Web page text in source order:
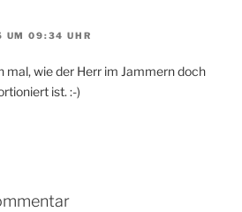
UM 09:34 UHR
mal, wie der Herr im Jammern doch
ist. :-)